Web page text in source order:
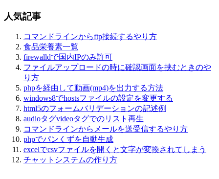
人気記事
コマンドラインからftp接続するやり方
食品栄養素一覧
firewalldで国内IPのみ許可
ファイルアップロードの時に確認画面を挟むときのや
り方
phpを経由して動画(mp4)を出力する方法
windows8でhostsファイルの設定を変更する
html5のフォームバリデーションの記述例
audioタグvideoタグでのリスト再生
コマンドラインからメールを送受信するやり方
phpでパンくずを自動生成
excelでcsvファイルを開くと文字が変換されてしまう
チャットシステムの作り方